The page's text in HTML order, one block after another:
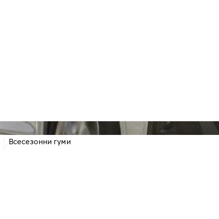
Всесезонни гуми